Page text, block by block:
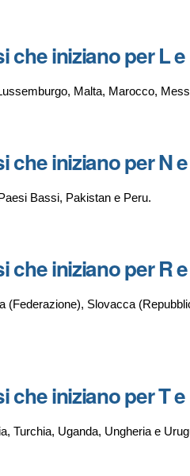
che iniziano per L
Malta, Marocco,
che iniziano per N
Bassi, Pakistan e Peru.
che iniziano per R
(Federazione), Slovacca
che iniziano per T e
Turchia, Uganda, Ungheria e